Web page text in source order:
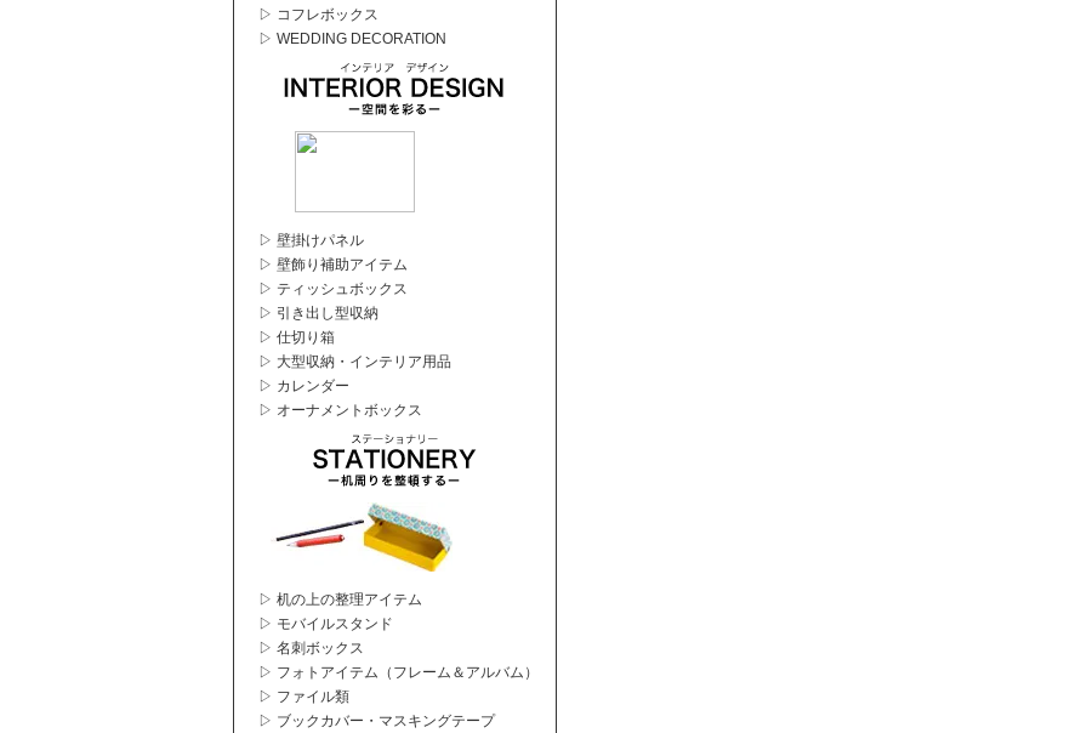
▷ コフレボックス
▷ WEDDING DECORATION
▷ 壁掛けパネル
▷ 壁飾り補助アイテム
▷ ティッシュボックス
▷ 引き出し型収納
▷ 仕切り箱
▷ 大型収納・インテリア用品
▷ カレンダー
▷ オーナメントボックス
▷ 机の上の整理アイテム
▷ モバイルスタンド
▷ 名刺ボックス
▷ フォトアイテム（フレーム＆アルバム）
▷ ファイル類
▷ ブックカバー・マスキングテープ